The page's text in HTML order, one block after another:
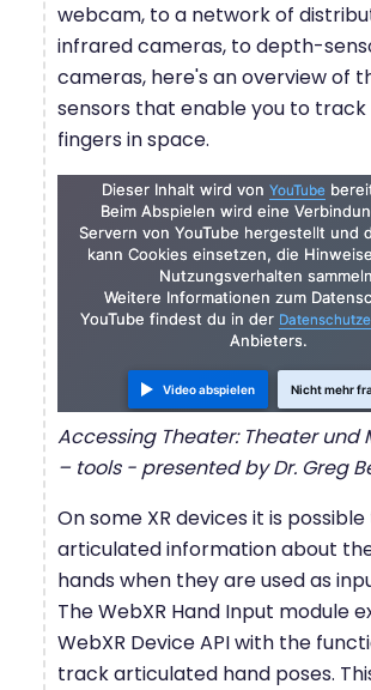
webcam, to a network of
infrared cameras, to depth-
cameras, here's an overview of
sensors that enable you to track
fingers in space.
Dieser Inhalt wird von YouTube
Beim Abspielen wird eine
Servern von YouTube hergestellt und
kann Cookies einsetzen, die
Nutzungsverhalten
Weitere Informationen zum
YouTube findest du in der
Anbieters.
Video abspielen Nicht mehr
Dieser Inhalt wird von YouTube
Beim Abspielen wird eine
Servern von YouTube hergestellt und
kann Cookies einsetzen, die
Nutzungsverhalten
Weitere Informationen zum
YouTube findest du in der
Anbieters.
Video abspielen Nicht mehr
Accessing Theater: Theater und
– tools - presented by Dr. Greg
On some XR devices it is
articulated information about the
hands when they are used as
The WebXR Hand Input module
WebXR Device API with the
track articulated hand poses.